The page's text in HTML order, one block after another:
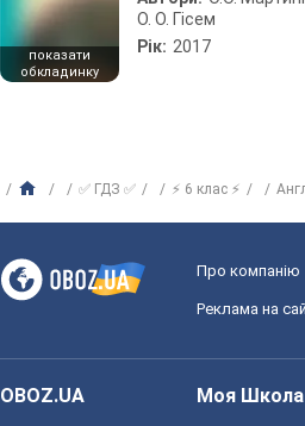
показати
обкладинку
О. О. Гісем
Рік: 2017
✅ ГДЗ ✅ ⚡ 6 клас ⚡
Про компанію
Реклама на
OBOZ.UA Моя Школа